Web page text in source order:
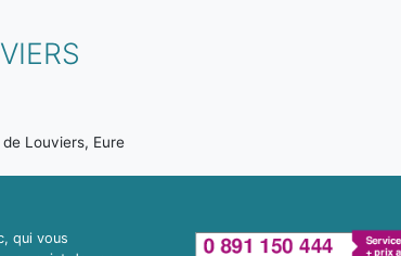
Louviers, Eure
qui vous